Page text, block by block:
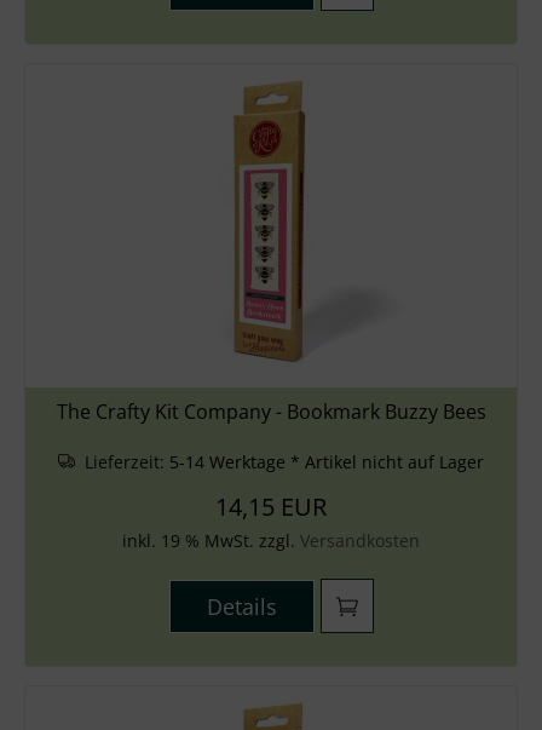
The Crafty Kit Company - Bookmark Buzzy Bees
Lieferzeit: 5-14 Werktage * Artikel nicht auf Lager
14,15 EUR
inkl. 19 % MwSt. zzgl. Versandkosten
Details